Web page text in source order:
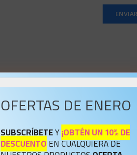
OFERTAS DE ENERO
SUBSCRÍBETEY¡OBTÉN UN 10% DE
DESCUENTOEN CUALQUIERA DE